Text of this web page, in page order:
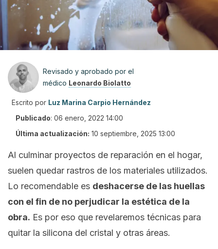
Revisado y aprobado por el
médico Leonardo Biolatto
Escrito por Luz Marina Carpio Hernández
Publicado: 06 enero, 2022 14:00
Última actualización: 10 septiembre, 2025 13:00
Al culminar proyectos de reparación en el hogar,
suelen quedar rastros de los materiales utilizados.
Lo recomendable es deshacerse de las huellas
con el fin de no perjudicar la estética de la
obra. Es por eso que revelaremos técnicas para
quitar la silicona del cristal y otras áreas.